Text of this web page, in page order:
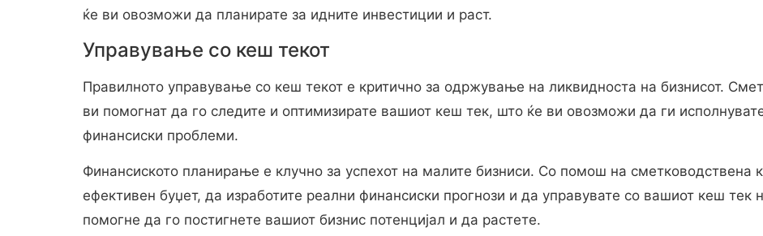
ќе ви овозможи да планирате за идните инвестиции и раст.
Управување со кеш текот
Правилното управување со кеш текот е критично за одржување на ликвидноста на бизнисот.
ви помогнат да го следите и оптимизирате вашиот кеш тек, што ќе ви овозможи да ги
финансиски проблеми.
Финансиското планирање е клучно за успехот на малите бизниси. Со помош на сметководствена
ефективен буџет, да изработите реални финансиски прогнози и да управувате со вашиот кеш
помогне да го постигнете вашиот бизнис потенцијал и да растете.